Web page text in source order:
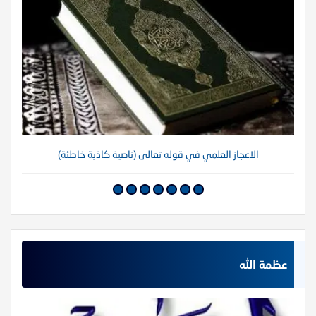
الاعجاز العلمي في قوله تعالى (ناصية كاذبة خاطئة)
عظمة الله